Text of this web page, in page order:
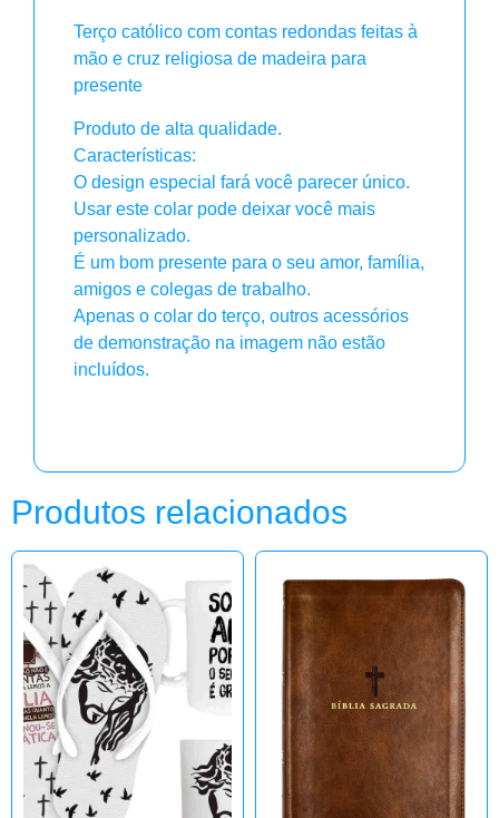
Terço católico com contas redondas feitas à
mão e cruz religiosa de madeira para
presente
Produto de alta qualidade.
Características:
O design especial fará você parecer único.
Usar este colar pode deixar você mais
personalizado.
É um bom presente para o seu amor, família,
amigos e colegas de trabalho.
Apenas o colar do terço, outros acessórios
de demonstração na imagem não estão
incluídos.
Produtos relacionados